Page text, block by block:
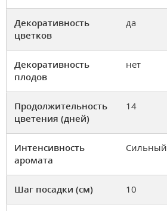
Декоративность
цветков
да
Декоративность
плодов
нет
Продолжительность
цветения (дней)
14
Интенсивность
аромата
Сильный
Шаг посадки (см) 10